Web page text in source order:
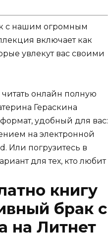
с нашим огромным
включает как
увлекут вас своими
онлайн полную
Гераскина
удобный для вас:
на электронной
Или погрузитесь в
для тех, кто любит
книгу
брак с
на Литнет